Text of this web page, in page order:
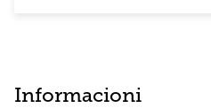
Informacioni